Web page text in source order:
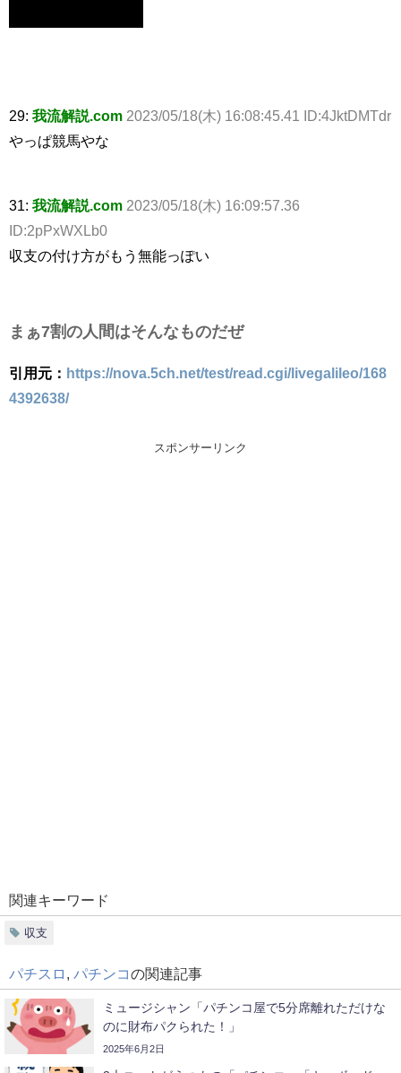
29: 我流解説.com 2023/05/18(木) 16:08:45.41 ID:4JktDMTdr
やっぱ競馬やな
31: 我流解説.com 2023/05/18(木) 16:09:57.36
ID:2pPxWXLb0
収支の付け方がもう無能っぽい
まぁ7割の人間はそんなものだぜ
引用元： https://nova.5ch.net/test/read.cgi/livegalileo/168
4392638/
スポンサーリンク
関連キーワード
収支
パチスロ パチンコの関連記事
ミュージシャン「パチンコ屋で5分席離れただけな
のに財布パクられた！」
2025年6月2日